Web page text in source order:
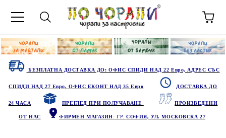
БЕЗПЛАТНА ДОСТАВКА ДО: ОФИС СПИДИ НАД 22 Евро, АДРЕС СЪС
СПИДИ НАД 27 Евро, ОФИС ЕКОНТ НАД 35 Евро ДОСТАВКА ДО
24 ЧАСА ПРЕГЛЕД ПРИ ПОЛУЧАВАНЕ ПРОИЗВЕДЕНИ
ОТ НАС ФИРМЕН МАГАЗИН: ГР.СОФИЯ, УЛ. МОСКОВСКА 27